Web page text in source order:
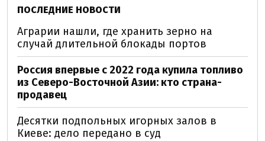
ПОСЛЕДНИЕ НОВОСТИ
Аграрии нашли, где хранить зерно на
случай длительной блокады портов
Россия впервые с 2022 года купила топливо
из Северо-Восточной Азии: кто страна-
продавец
Десятки подпольных игорных залов в
Киеве: дело передано в суд